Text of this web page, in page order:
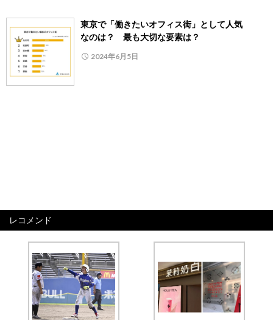
東京で「働きたいオフィス街」として人気
なのは？ 最も大切な要素は？
2024年6月5日
レコメンド